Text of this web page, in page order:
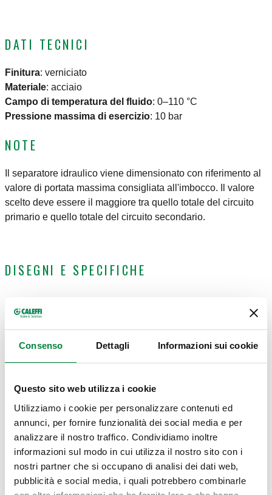
Consenso Dettagli Informazioni sui cookie
Questo sito web utilizza i cookie
Utilizziamo i cookie per personalizzare contenuti ed
annunci, per fornire funzionalità dei social media e per
analizzare il nostro traffico. Condividiamo inoltre
informazioni sul modo in cui utilizza il nostro sito con i
nostri partner che si occupano di analisi dei dati web,
pubblicità e social media, i quali potrebbero combinarle
DATI TECNICI
Finitura: verniciato
Materiale: acciaio
Campo di temperatura del fluido: 0–110 °C
Pressione massima di esercizio: 10 bar
NOTE
Il separatore idraulico viene dimensionato con riferimento al
valore di portata massima consigliata all'imbocco. Il valore
scelto deve essere il maggiore tra quello totale del circuito
primario e quello totale del circuito secondario.
DISEGNI E SPECIFICHE
Codice Actions
DN 200 (EN 1092-1)
Disegni 2D
DXF DWG PDF
Modelli 3D